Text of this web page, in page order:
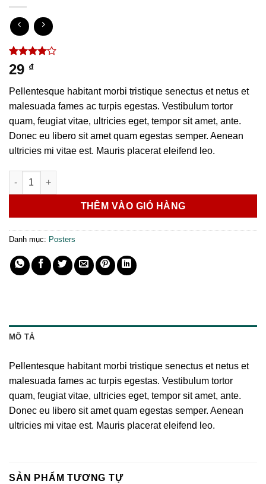
4.00 trên
5 dựa
1
giá
29 ₫
Pellentesque habitant morbi tristique senectus et netus et
malesuada fames ac turpis egestas. Vestibulum tortor
quam, feugiat vitae, ultricies eget, tempor sit amet, ante.
Donec eu libero sit amet quam egestas semper. Aenean
ultricies mi vitae est. Mauris placerat eleifend leo.
Woo Ninja số lượng
THÊM VÀO GIỎ HÀNG
Danh mục: Posters
MÔ TẢ
Pellentesque habitant morbi tristique senectus et netus et
malesuada fames ac turpis egestas. Vestibulum tortor
quam, feugiat vitae, ultricies eget, tempor sit amet, ante.
Donec eu libero sit amet quam egestas semper. Aenean
ultricies mi vitae est. Mauris placerat eleifend leo.
SẢN PHẨM TƯƠNG TỰ